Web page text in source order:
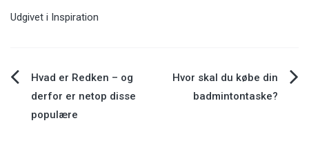
Udgivet i Inspiration
Indlægsnavigation
Hvad er Redken – og
derfor er netop disse
populære
Hvor skal du købe din
badmintontaske?